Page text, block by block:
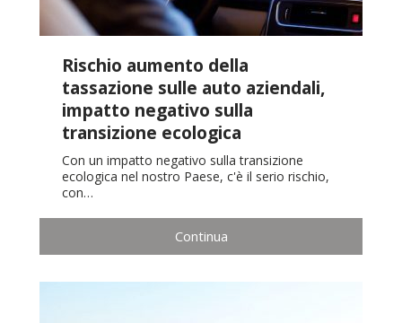
Rischio aumento della
tassazione sulle auto aziendali,
impatto negativo sulla
transizione ecologica
Con un impatto negativo sulla transizione
ecologica nel nostro Paese, c'è il serio rischio,
con…
Continua